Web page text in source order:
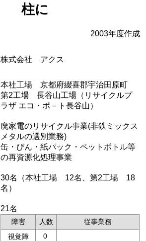
柱に
2003年度作成
株式会社 アクス
本社工場 京都府綴喜郡宇治田原町
第2工場 長谷山工場（リサイクルプ
ラザ エコ・ポ－ト長谷山）
廃家電のリサイクル事業(非鉄ミックス
メタルの選別業務)
缶・びん・紙パック・ペットボトル等
の再資源化処理事業
30名（本社工場 12名、第2工場 18
名）
21名
障害 人数
従事業務
視覚障
0